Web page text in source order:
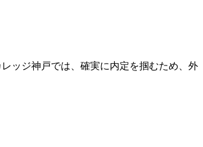
ッジ神戸では、確実に内定を掴むため、外